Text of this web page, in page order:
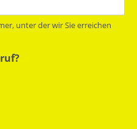
unter der wir Sie erreichen